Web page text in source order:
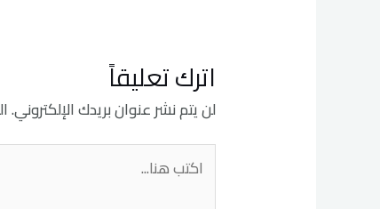
اترك تعليقاً
لن يتم نشر عنوان بريدك الإلكتروني.
اكتب
هنا...